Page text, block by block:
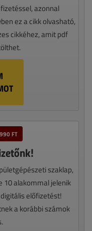
azonnal
ez a cikk olvasható,
cikkéhez, amit pdf
FT
szaklap,
alakommal jelenik
előfizetést!
a korábbi számok